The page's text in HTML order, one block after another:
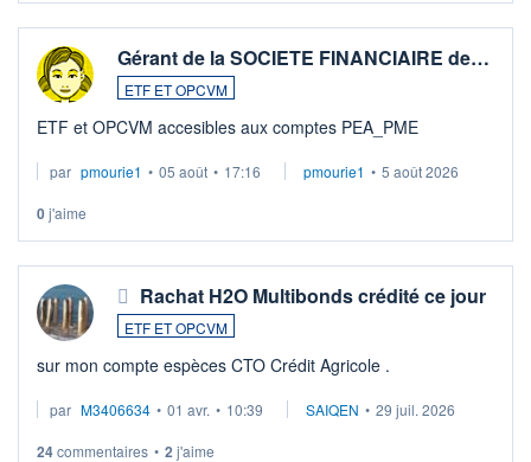
Gérant de la SOCIETE FINANCIAIRE de…
ETF ET OPCVM
ETF et OPCVM accesibles aux comptes PEA_PME
par pmourie1 • 05 août • 17:16 pmourie1 • 5 août 2026
0j'aime
Rachat H2O Multibonds crédité ce jour
ETF ET OPCVM
sur mon compte espèces CTO Crédit Agricole .
par M3406634 • 01 avr. • 10:39 SAIQEN • 29 juil. 2026
24commentaires • 2 j'aime